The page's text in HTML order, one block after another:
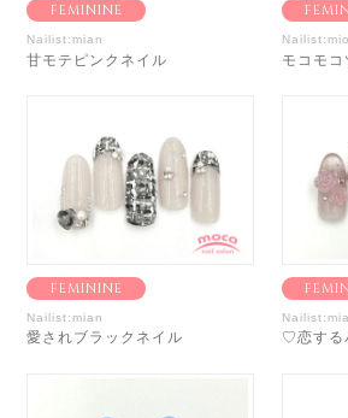
FEMININE
Nailist:mian
甘モテピンクネイル
Nailist:mio
モコモ
FEMININE
Nailist:mian
愛されブラックネイル ♡恋する